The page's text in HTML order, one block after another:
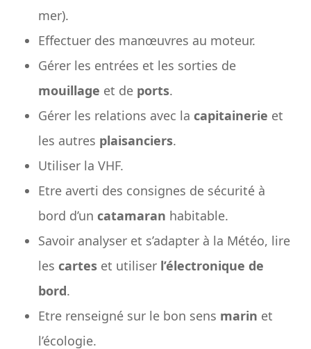
mer).
Effectuer des manœuvres au moteur.
Gérer les entrées et les sorties de
mouillage et de ports.
Gérer les relations avec la capitainerie et
les autres plaisanciers.
Utiliser la VHF.
Etre averti des consignes de sécurité à
bord d’un catamaran habitable.
Savoir analyser et s’adapter à la Météo, lire
les cartes et utiliser l’électronique de
bord.
Etre renseigné sur le bon sens marin et
l’écologie.